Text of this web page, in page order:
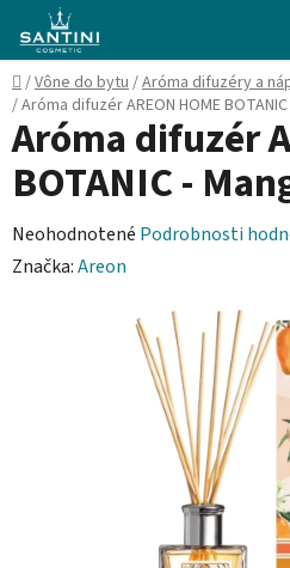
Prejsť
obsah
Domov
/Vône do bytu/Aróma difuzéry a
/Aróma difuzér AREON HOME
Aróma difuzér
BOTANIC -
Priemerné
hodnotenie
Neohodnotené Podrobnosti
Značka:Areon